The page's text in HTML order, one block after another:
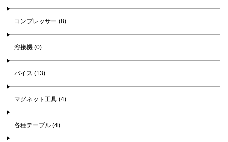
コンプレッサー (8)
溶接機 (0)
バイス (13)
マグネット工具 (4)
各種テーブル (4)